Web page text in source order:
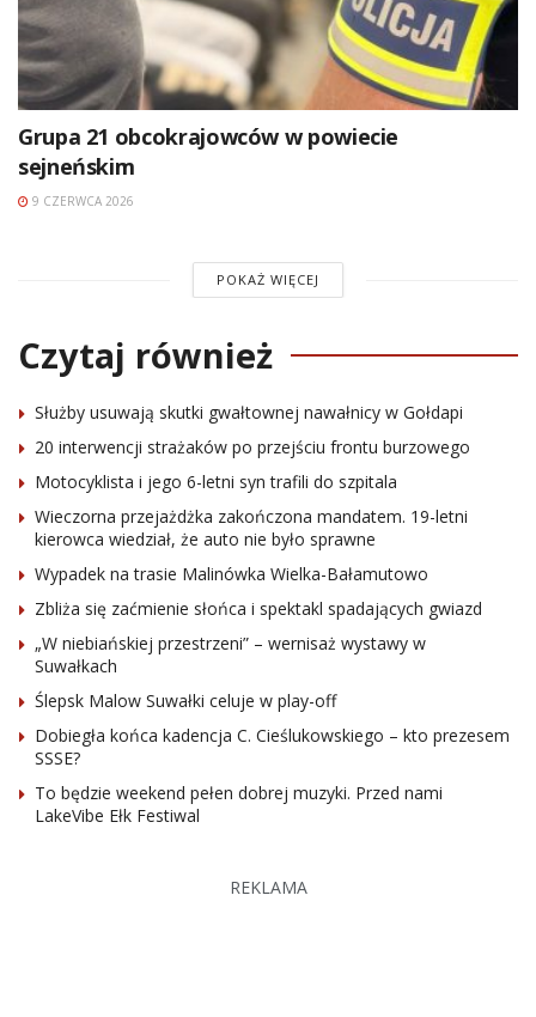
Grupa 21 obcokrajowców w powiecie
sejneńskim
9 CZERWCA 2026
POKAŻ WIĘCEJ
Czytaj również
Służby usuwają skutki gwałtownej nawałnicy w Gołdapi
20 interwencji strażaków po przejściu frontu burzowego
Motocyklista i jego 6-letni syn trafili do szpitala
Wieczorna przejażdżka zakończona mandatem. 19-letni
kierowca wiedział, że auto nie było sprawne
Wypadek na trasie Malinówka Wielka-Bałamutowo
Zbliża się zaćmienie słońca i spektakl spadających gwiazd
„W niebiańskiej przestrzeni” – wernisaż wystawy w
Suwałkach
Ślepsk Malow Suwałki celuje w play-off
Dobiegła końca kadencja C. Cieślukowskiego – kto prezesem
SSSE?
To będzie weekend pełen dobrej muzyki. Przed nami
LakeVibe Ełk Festiwal
REKLAMA